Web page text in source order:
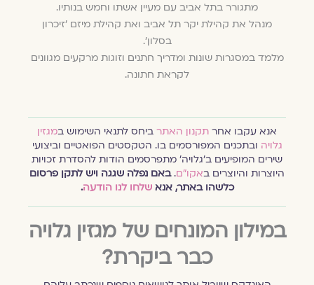
מתגורר בתל אביב עם מעיין אשתו וחמש בנותיו.
מנהל את קהילת יקר תל אביב ואת קהילת מיזם ׳זיכרון
בסלון׳.
מלמד במסגרות שונות ומדריך חתנים וזוגות מרקעים מגוונים
לקראת חתונה.
אנא עקבו אחרתקנון האתרביחס לתנאי השימוש ב מגזין
גלויהובתכנים המפורסמים בו. הטקסטים הפואטיים וביצועי
שירים המופיעים ב׳גלויה׳ מתפרסמים הודות להסדרת זכויות
היוצרות והיוצרים ב אקו״ם.באם נפלה שגגה ויש לתקן פרסום
כלשהו באתר, אנאשלחו לנו הודעה.
במילון המונחים של מגזין גלויה
כבר ביקרת?